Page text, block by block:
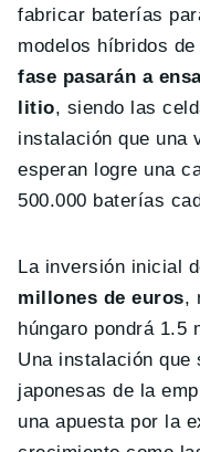
fabricar baterías
modelos híbridos
fase pasarán a
litio, siendo las
instalación que una
esperan logre una
500.000 baterías
La inversión inicial
millones de euros,
húngaro pondrá 1.5
Una instalación
japonesas de la
una apuesta por la